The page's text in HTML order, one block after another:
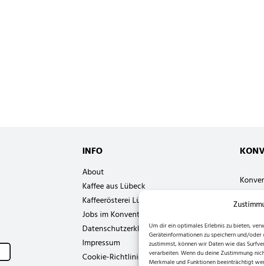
Um dir ein optimales Erlebnis zu bieten,
Geräteinformationen zu speichern und/
zustimmst, können wir Daten wie das
verarbeiten. Wenn du deine Zustimmung
Merkmale und Funktionen beeinträchtigt
INFO
About
Kaffee aus Lübeck
Kaffeerösterei Lübeck
Jobs im Konvent
Datenschutzerklärung
Impressum
Cookie-Richtlinie (EU)
23552
23552